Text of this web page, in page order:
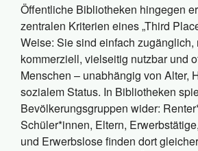
Öffentliche Bibliotheken hingegen
zentralen Kriterien eines „Third
Weise: Sie sind einfach zugänglich,
kommerziell, vielseitig nutzbar und
Menschen – unabhängig von Alter,
sozialem Status. In Bibliotheken
Bevölkerungsgruppen wider:
Schüler*innen, Eltern,
und Erwerbslose finden dort